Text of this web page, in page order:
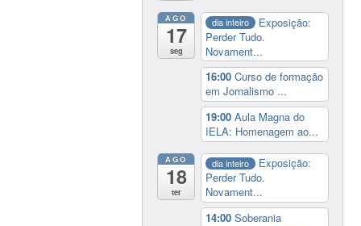
AGO
17
seg
dia inteiro
Exposição:
Perder Tudo.
Novament...
16:00Curso de formação
em Jornalismo ...
19:00Aula Magna do
IELA: Homenagem ao...
AGO
18
ter
dia inteiro
Exposição:
Perder Tudo.
Novament...
14:00Soberania